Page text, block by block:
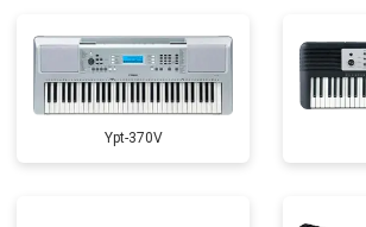
Ypt-370V